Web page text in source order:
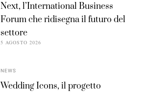
Next, l’International Business
Forum che ridisegna il futuro del
settore
5 AGOSTO 2026
NEWS
Wedding Icons, il progetto